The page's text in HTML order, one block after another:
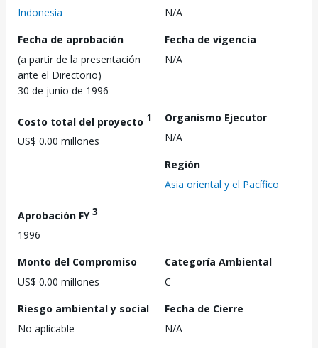
Indonesia
N/A
Fecha de aprobación
(a partir de la presentación
ante el Directorio)
30 de junio de 1996
Fecha de vigencia
N/A
Costo total del proyecto 1
US$ 0.00 millones
Organismo Ejecutor
N/A
Región
Asia oriental y el Pacífico
Aprobación FY3
1996
Monto del Compromiso
US$ 0.00 millones
Categoría Ambiental
C
Riesgo ambiental y social
No aplicable
Fecha de Cierre
N/A